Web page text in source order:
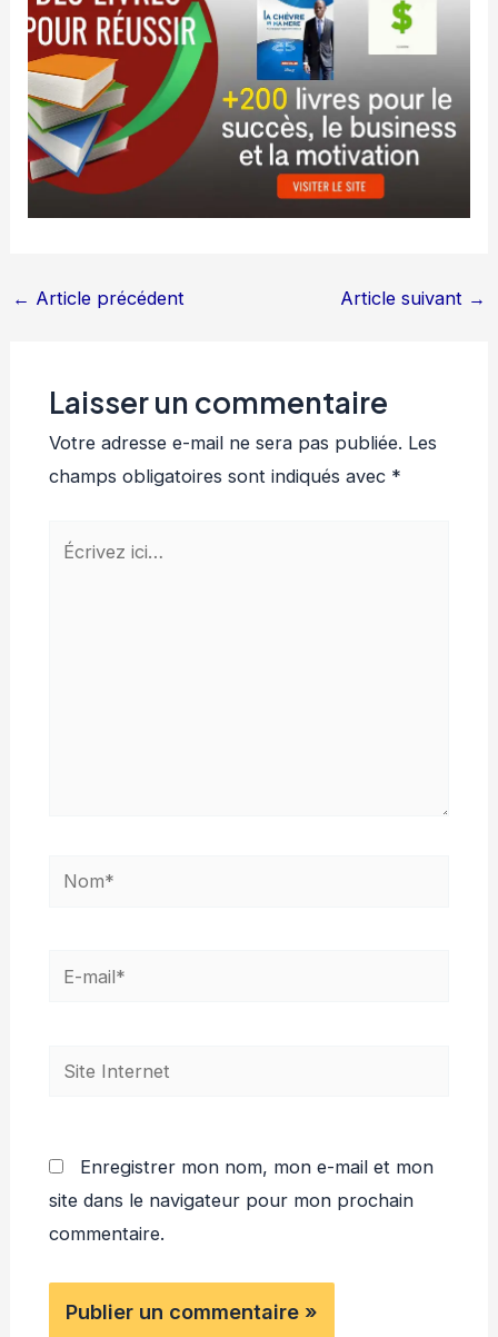
← Article précédent Article suivant →
Laisser un commentaire
Votre adresse e-mail ne sera pas publiée. Les
champs obligatoires sont indiqués avec *
Écrivez
Nom*
E-
Site
Enregistrer mon nom, mon e-mail et mon
site dans le navigateur pour mon prochain
commentaire.